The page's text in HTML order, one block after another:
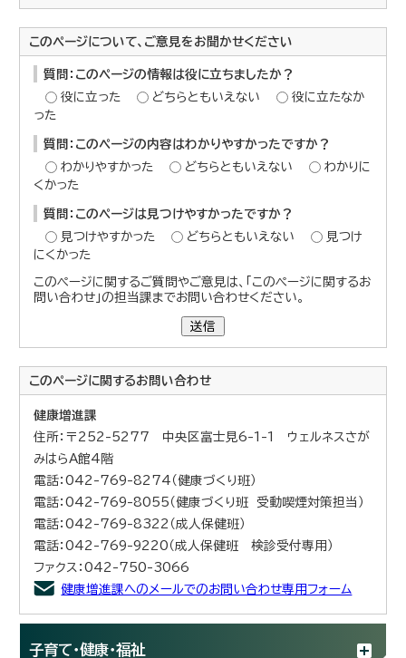
このページについて、ご意見をお聞かせください
質問：このページの情報は役に立ちましたか？
役に立った
どちらともいえない
役に立たなか
った
質問：このページの内容はわかりやすかったですか？
わかりやすかった
どちらともいえない
わかりに
くかった
質問：このページは見つけやすかったですか？
見つけやすかった
どちらともいえない
見つけ
にくかった
このページに関するご質問やご意見は、「このページに関するお
問い合わせ」の担当課までお問い合わせください。
送信
このページに関するお問い合わせ
健康増進課
住所：〒252-5277 中央区富士見6-1-1 ウェルネスさが
みはらA館4階
電話：042-769-8274（健康づくり班）
電話：042-769-8055（健康づくり班 受動喫煙対策担当）
電話：042-769-8322（成人保健班）
電話：042-769-9220（成人保健班 検診受付専用）
ファクス：042-750-3066
健康増進課へのメールでのお問い合わせ専用フォーム
子育て・健康・福祉